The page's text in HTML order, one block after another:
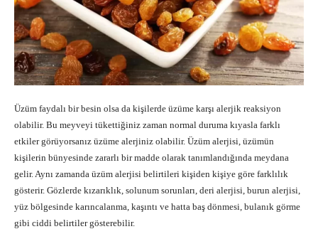
Üzüm faydalı bir besin olsa da kişilerde üzüme karşı alerjik reaksiyon
olabilir. Bu meyveyi tükettiğiniz zaman normal duruma kıyasla farklı
etkiler görüyorsanız üzüme alerjiniz olabilir. Üzüm alerjisi, üzümün
kişilerin bünyesinde zararlı bir madde olarak tanımlandığında meydana
gelir. Aynı zamanda üzüm alerjisi belirtileri kişiden kişiye göre farklılık
gösterir. Gözlerde kızarıklık, solunum sorunları, deri alerjisi, burun alerjisi,
yüz bölgesinde karıncalanma, kaşıntı ve hatta baş dönmesi, bulanık görme
gibi ciddi belirtiler gösterebilir.